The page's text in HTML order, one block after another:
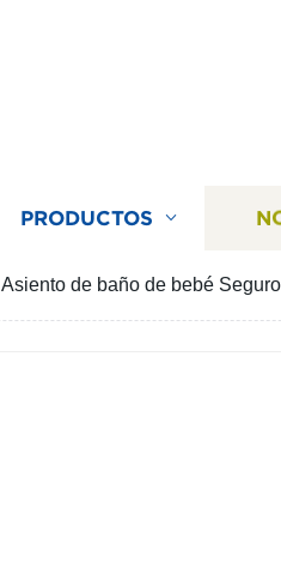
PRODUCTOS
Asiento de baño de bebé